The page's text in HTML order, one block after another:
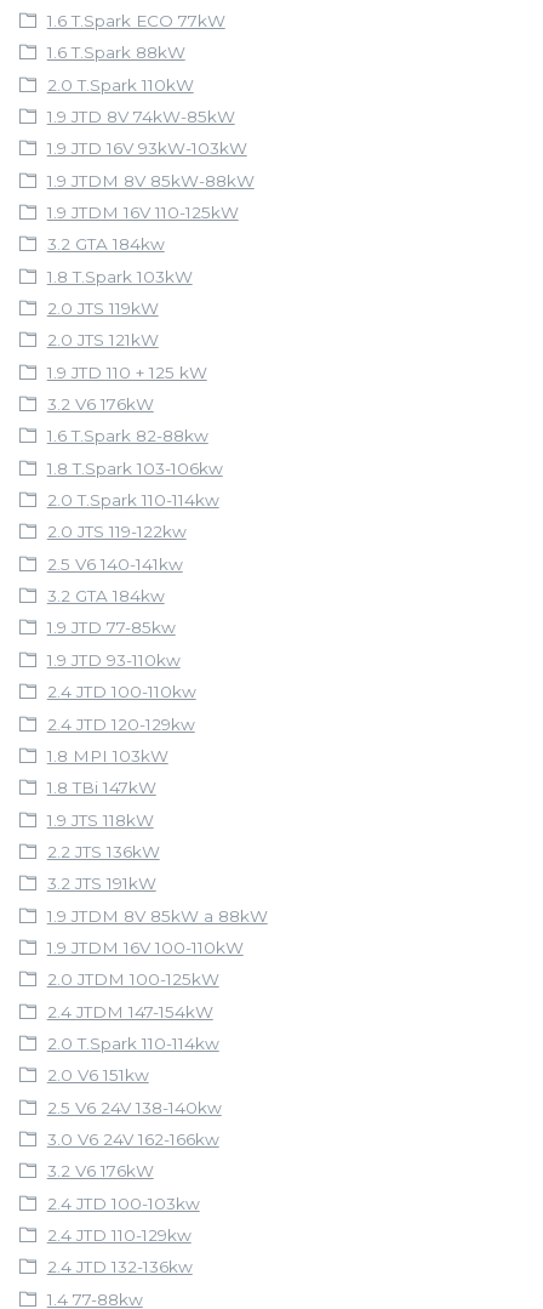
1.6 T.Spark ECO 77kW
1.6 T.Spark 88kW
2.0 T.Spark 110kW
1.9 JTD 8V 74kW-85kW
1.9 JTD 16V 93kW-103kW
1.9 JTDM 8V 85kW-88kW
1.9 JTDM 16V 110-125kW
3.2 GTA 184kw
1.8 T.Spark 103kW
2.0 JTS 119kW
2.0 JTS 121kW
1.9 JTD 110 + 125 kW
3.2 V6 176kW
1.6 T.Spark 82-88kw
1.8 T.Spark 103-106kw
2.0 T.Spark 110-114kw
2.0 JTS 119-122kw
2.5 V6 140-141kw
3.2 GTA 184kw
1.9 JTD 77-85kw
1.9 JTD 93-110kw
2.4 JTD 100-110kw
2.4 JTD 120-129kw
1.8 MPI 103kW
1.8 TBi 147kW
1.9 JTS 118kW
2.2 JTS 136kW
3.2 JTS 191kW
1.9 JTDM 8V 85kW a 88kW
1.9 JTDM 16V 100-110kW
2.0 JTDM 100-125kW
2.4 JTDM 147-154kW
2.0 T.Spark 110-114kw
2.0 V6 151kw
2.5 V6 24V 138-140kw
3.0 V6 24V 162-166kw
3.2 V6 176kW
2.4 JTD 100-103kw
2.4 JTD 110-129kw
2.4 JTD 132-136kw
1.4 77-88kw